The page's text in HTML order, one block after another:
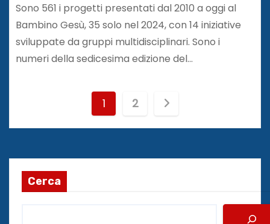
Sono 561 i progetti presentati dal 2010 a oggi al
Bambino Gesù, 35 solo nel 2024, con 14 iniziative
sviluppate da gruppi multidisciplinari. Sono i
numeri della sedicesima edizione del…
a
g
1 2
Cerca